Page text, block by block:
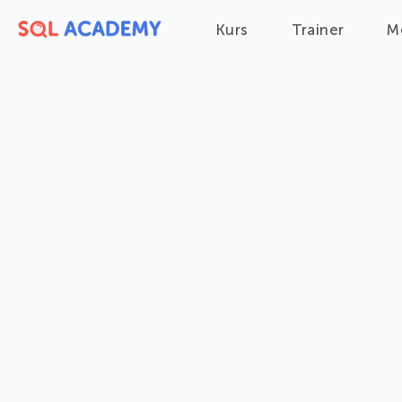
Kurs Trainer